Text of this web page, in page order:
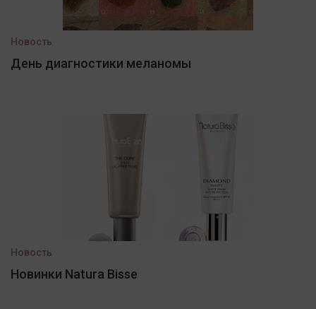
Новость
День диагностики меланомы
Новость
Новинки Natura Bisse